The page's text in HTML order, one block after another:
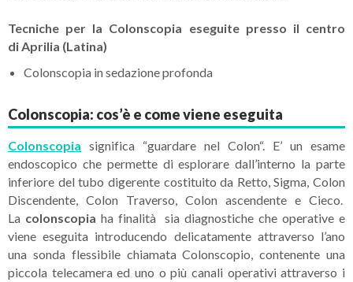
Tecniche per la Colonscopia eseguite presso il centro
diAprilia (Latina)
Colonscopia in sedazione profonda
Colonscopia: cos’è e come viene eseguita
Colonscopia significa “guardare nel Colon“. E’ un esame
endoscopico che permette di esplorare dall’interno la parte
inferiore del tubo digerente costituito da Retto, Sigma, Colon
Discendente, Colon Traverso, Colon ascendente e Cieco.
La colonscopia ha finalità sia diagnostiche che operative e
viene eseguita introducendo delicatamente attraverso l’ano
una sonda flessibile chiamata Colonscopio, contenente una
piccola telecamera ed uno o più canali operativi attraverso i